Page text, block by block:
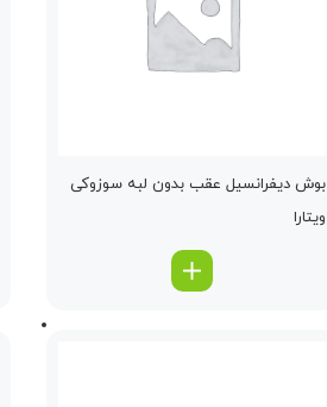
بوش دیفرانسیل عقب بدون لبه سوزوکی
ویتارا